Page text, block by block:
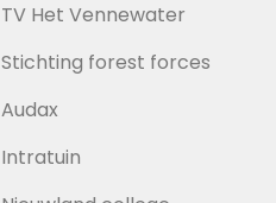
TV Het Vennewater
Stichting forest forces
Audax
Intratuin